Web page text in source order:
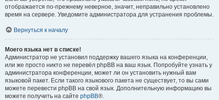
отображается по-прежнему неверное, значит, неправильно установлено
время на сервере. Уведомите администратора для устранения проблемы.
Вернуться к началу
Моего языка нет в списке!
Администратор не установил поддержку вашего языка на конференции,
или же просто никто не перевёл phpBB на ваш язык. Попробуйте узнать у
администратора конференции, может ли он установить нужный вам
языковой пакет. Если такого языкового пакета не существует, то вы сами
можете перевести phpBB на свой язык. Дополнительную информацию вы
можете получить на сайте phpBB®.